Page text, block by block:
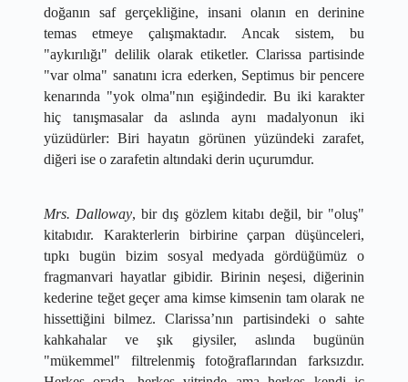
doğanın saf gerçekliğine, insani olanın en derinine
temas etmeye çalışmaktadır. Ancak sistem, bu
"aykırılığı" delilik olarak etiketler. Clarissa partisinde
"var olma" sanatını icra ederken, Septimus bir pencere
kenarında "yok olma"nın eşiğindedir. Bu iki karakter
hiç tanışmasalar da aslında aynı madalyonun iki
yüzüdürler: Biri hayatın görünen yüzündeki zarafet,
diğeri ise o zarafetin altındaki derin uçurumdur.
Mrs. Dalloway, bir dış gözlem kitabı değil, bir "oluş"
kitabıdır. Karakterlerin birbirine çarpan düşünceleri,
tıpkı bugün bizim sosyal medyada gördüğümüz o
fragmanvari hayatlar gibidir. Birinin neşesi, diğerinin
kederine teğet geçer ama kimse kimsenin tam olarak ne
hissettiğini bilmez. Clarissa’nın partisindeki o sahte
kahkahalar ve şık giysiler, aslında bugünün
"mükemmel" filtrelenmiş fotoğraflarından farksızdır.